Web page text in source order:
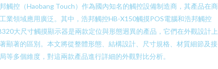
觸控（Haobang Touch）作為國內知名的觸控設備制造商，其產品在
業領域應用廣泛。其中，浩邦觸控HB-X150觸摸POS電腦和浩邦觸控
大尺寸觸摸顯示器是兩款定位與形態迥異的產品，它們在外觀設計
顯著的區別。本文將從整體形態、結構設計、尺寸規格、材質細節及
等多個維度，對這兩款產品進行詳細的外觀對比分析。